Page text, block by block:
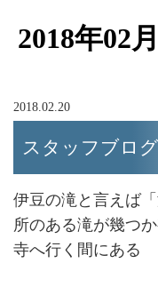
2018年02月
2018.02.20
スタッフブロ
伊豆の滝と言えば
所のある滝が幾つ
寺へ行く間にある